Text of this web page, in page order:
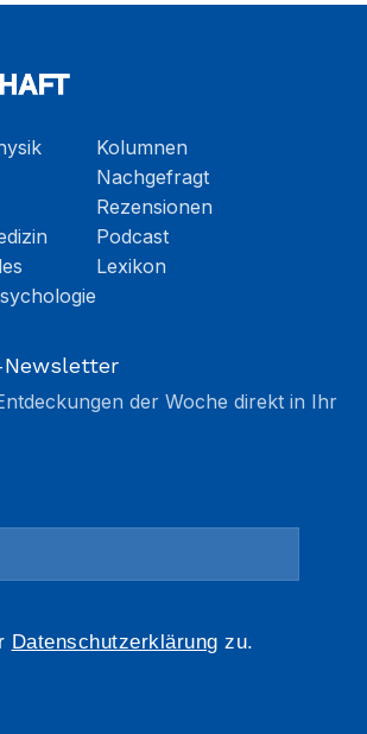
Kolumnen
Nachgefragt
Rezensionen
Podcast
Lexikon
der Woche direkt in Ihr